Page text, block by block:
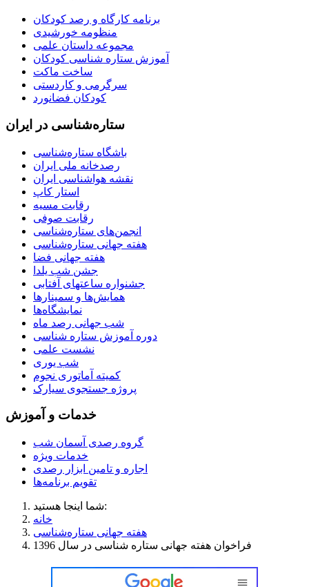
برنامه‌ کارگاه و رصد کودکان
منظومه خورشیدی
مجموعه داستان علمی
آموزش ستاره شناسی کودکان
ساخت ماکت
سرگرمی و کاردستی
کودکان فضانورد
ستاره‌شناسی در ایران
باشگاه ستاره‌شناسی
رصدخانه ملی ایران
نقشه هواشناسی ایران
استار کاپ
رقابت مسیه
رقابت صوفی
انجمن‌های ستاره‌شناسی
هفته جهانی ستاره‌شناسی
هفته جهانی فضا
جشن شب یلدا
جشنواره ساعتهای آفتابی
همایش‌ها و سمینارها
نمایشگاه‌ها
شب جهانی رصد ماه
دوره آموزش ستاره شناسی
نشست علمی
شب یوری
کمیته آماتوری نجوم
پروژه جستجوی سیارک
خدمات و آموزش
گروه رصدی آسمان شب
خدمات ویژه
اجاره و تامین ابزار رصدی
تقویم برنامه‌ها
شما اینجا هستید:
خانه
هفته جهانی ستاره‌شناسی
فراخوان هفته جهانی ستاره‌ شناسی در سال 1396